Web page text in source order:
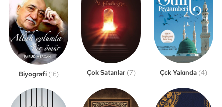
Biyografi (16) Çok Satanlar (7) Çok Yakında (4)